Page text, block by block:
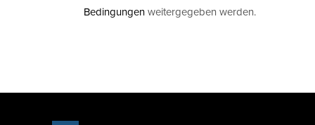
Bedingungenweitergegeben werden.